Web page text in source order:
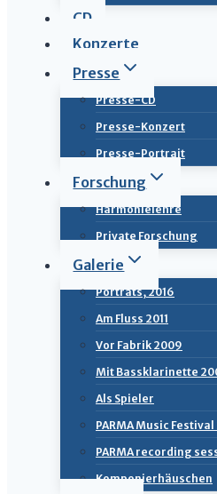
CD
Konzerte
Presse
Presse-CD
Presse-Konzert
Presse-Portrait
Forschung
Harmonielehre
Private Forschung
Galerie
Porträts, 2016
Am Fluss 2011
Vor Fabrik 2009
Mit Bassklarinette
Als Spieler
PARMA Music Festival
PARMA recording
Komponierhäuschen